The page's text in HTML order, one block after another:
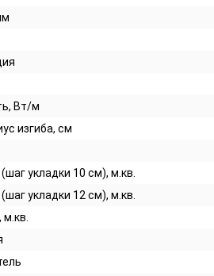
Вт/м
изгиба, см
укладки 10 см), м.кв.
укладки 12 см), м.кв.